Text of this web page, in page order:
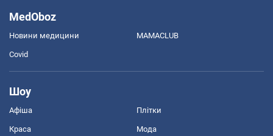
MedOboz
Новини медицини MAMACLUB
Covid
Шоу
Афіша Плітки
Краса Мода